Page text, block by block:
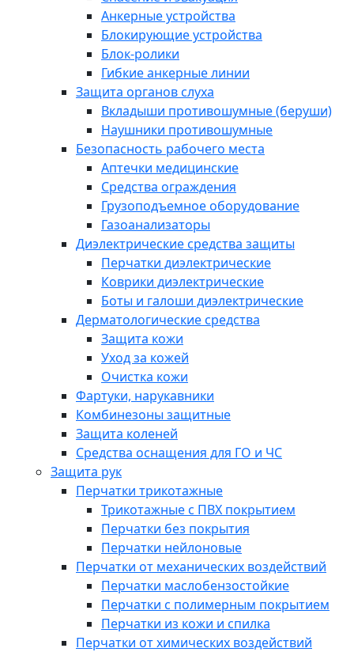
Анкерные устройства
Блокирующие устройства
Блок-ролики
Гибкие анкерные линии
Защита органов слуха
Вкладыши противошумные (беруши)
Наушники противошумные
Безопасность рабочего места
Аптечки медицинские
Средства ограждения
Грузоподъемное оборудование
Газоанализаторы
Диэлектрические средства защиты
Перчатки диэлектрические
Коврики диэлектрические
Боты и галоши диэлектрические
Дерматологические средства
Защита кожи
Уход за кожей
Очистка кожи
Фартуки, нарукавники
Комбинезоны защитные
Защита коленей
Средства оснащения для ГО и ЧС
Защита рук
Перчатки трикотажные
Трикотажные с ПВХ покрытием
Перчатки без покрытия
Перчатки нейлоновые
Перчатки от механических воздействий
Перчатки маслобензостойкие
Перчатки с полимерным покрытием
Перчатки из кожи и спилка
Перчатки от химических воздействий